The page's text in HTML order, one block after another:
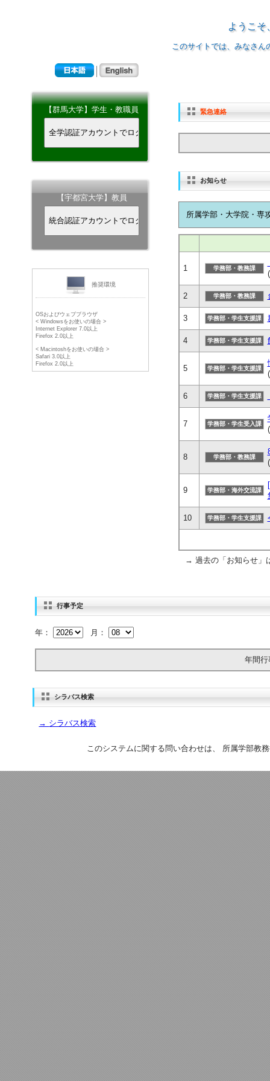
ようこそ
このサイトでは、みなさん
【群馬大学】学生・教職員
【宇都宮大学】教員
推奨環境
OSおよびウェブブラウザ
< Windowsをお使いの場合 >
Internet Explorer 7.0以上
Firefox 2.0以上
< Macintoshをお使いの場合 >
Safari 3.0以上
Firefox 2.0以上
緊急連絡
お知らせ
所属学部・大学院・専
1 学務部・教務課
(
2 学務部・教務課
3 学務部・学生支援課
4 学務部・学生支援課
5 学務部・学生支援課
(
6 学務部・学生支援課
7 学務部・学生受入課
(
8 学務部・教務課
(
9 学務部・海外交流課
10 学務部・学生支援課
→ 過去の「お知らせ」
行事予定
年： 月：
年間行
シラバス検索
→ シラバス検索
このシステムに関する問い合わせは、 所属学部教